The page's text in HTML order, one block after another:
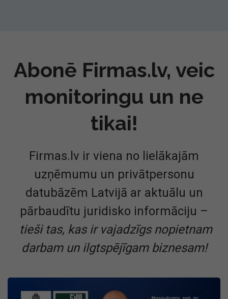
Abonē Firmas.lv, veic
monitoringu un ne
tikai!
Firmas.lv ir viena no lielākajām
uzņēmumu un privātpersonu
datubāzēm Latvijā ar aktuālu un
pārbaudītu juridisko informāciju –
tieši tas, kas ir vajadzīgs nopietnam
darbam un ilgtspējīgam biznesam!